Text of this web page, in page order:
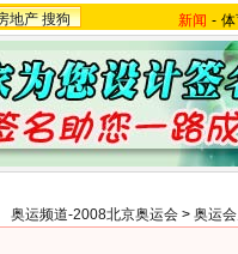
地产 搜狗 新闻 -
奥运频道-2008北京奥运会 > 奥运